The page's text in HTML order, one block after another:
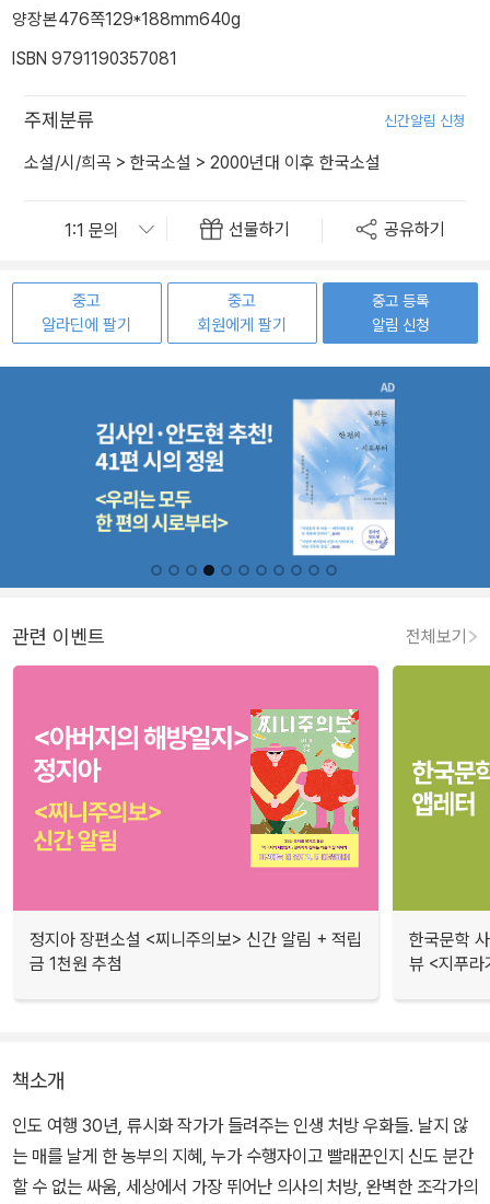
양장본476쪽129*188mm640g
ISBN 9791190357081
주제분류 신간알림 신청
소설/시/희곡 > 한국소설 > 2000년대 이후 한국소설
선물하기 공유하기
중고
알라딘에 팔기
중고
회원에게 팔기
중고 등록
알림 신청
관련 이벤트 전체보기
정지아 장편소설 <찌니주의보> 신간 알림 + 적립
금 1천원 추첨
한국문학
뷰 <지푸라
책소개
인도 여행 30년, 류시화 작가가 들려주는 인생 처방 우화들. 날지 않
는 매를 날게 한 농부의 지혜, 누가 수행자이고 빨래꾼인지 신도 분간
할 수 없는 싸움, 세상에서 가장 뛰어난 의사의 처방, 완벽한 조각가의